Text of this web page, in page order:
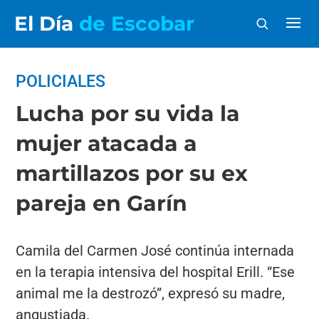
El Día de Escobar
POLICIALES
Lucha por su vida la
mujer atacada a
martillazos por su ex
pareja en Garín
Camila del Carmen José continúa internada
en la terapia intensiva del hospital Erill. “Ese
animal me la destrozó”, expresó su madre,
angustiada.